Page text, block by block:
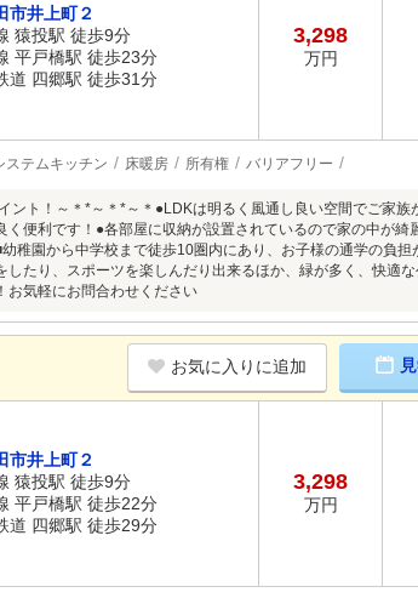
市井上町２
猿投駅 徒歩9分
平戸橋駅 徒歩23分
道 四郷駅 徒歩31分
3,298
万円
ステムキッチン 床暖房 所有権 バリアフリー
ント！～＊*～＊*～＊●LDKは明るく風通し良い空間でご家
く便利です！●各部屋に収納が設置されているので家の中が
稚園から中学校まで徒歩10圏内にあり、お子様の通学の負
したり、スポーツを楽しんだり出来るほか、緑が多く、快適
お気軽にお問合わせください
お気に入りに追加
市井上町２
猿投駅 徒歩9分
平戸橋駅 徒歩22分
道 四郷駅 徒歩29分
3,298
万円